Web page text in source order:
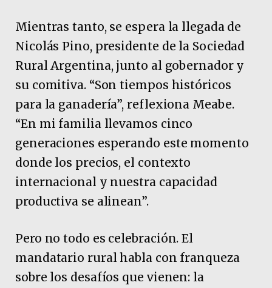
Mientras tanto, se espera la llegada de
Nicolás Pino, presidente de la Sociedad
Rural Argentina, junto al gobernador y
su comitiva. “Son tiempos históricos
para la ganadería”, reflexiona Meabe.
“En mi familia llevamos cinco
generaciones esperando este momento
donde los precios, el contexto
internacional y nuestra capacidad
productiva se alinean”.
Pero no todo es celebración. El
mandatario rural habla con franqueza
sobre los desafíos que vienen: la